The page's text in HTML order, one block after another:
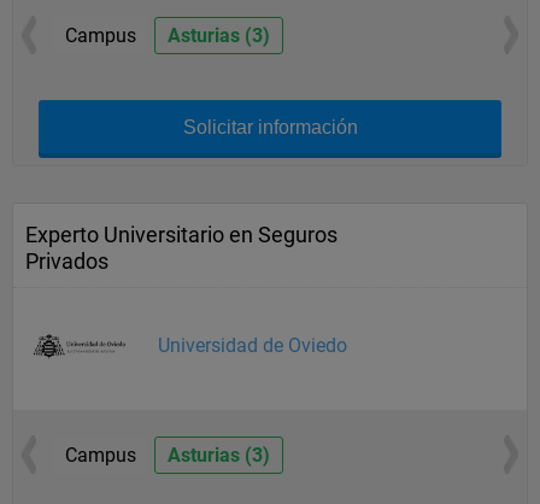
Campus Asturias (3)
Solicitar información
Experto Universitario en Seguros
Privados
Universidad de Oviedo
Campus Asturias (3)